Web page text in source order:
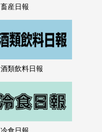
畜産日報
酒類飲料日報
冷食日報